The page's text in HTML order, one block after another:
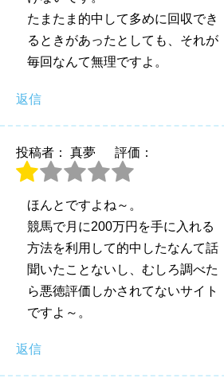
たまたま的中して多めに回収でき
るときがあったとしても、それが
毎回なんて無理ですよ。
返信
投稿者： 真夢 評価：
ほんとですよね～。
競馬で月に200万円を手に入れる
方法を利用して的中したなんて話
聞いたことないし、むしろ調べた
ら悪徳評価しかされてないサイト
ですよ～。
返信